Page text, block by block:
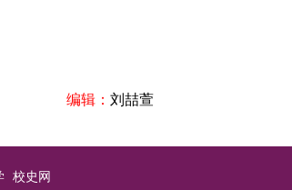
编辑： 刘喆萱
校史网